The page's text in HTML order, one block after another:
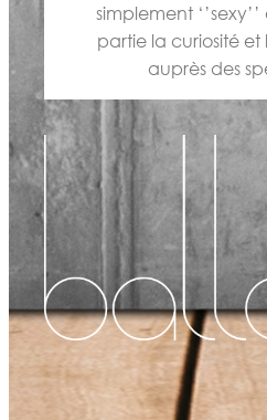
simplement
partie la curiosité et
auprès des